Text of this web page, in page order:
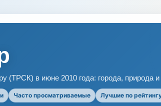
(ТРСК) в июне 2010 года: города, природа
Часто просматриваемые Лучшие по